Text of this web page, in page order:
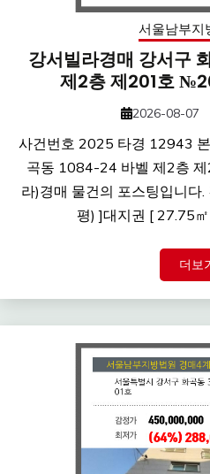
서울남부지
강서빌라경매 강서구
제2층 제201호
2026-08-07
사건번호 2025 타경 12943
곡동 1084-24 바벨 제2층
라)경매 물건의 포스팅입니
평) ]대지권 [ 27.75
더보